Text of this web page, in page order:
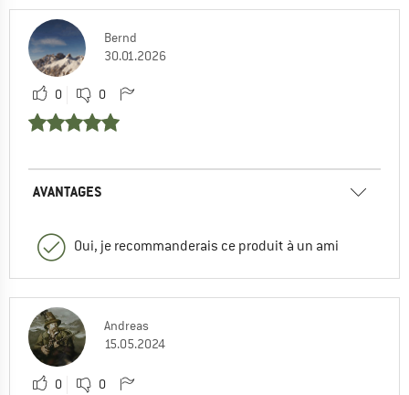
Bernd
30.01.2026
0 0
AVANTAGES
Oui, je recommanderais ce produit à un ami
Andreas
15.05.2024
0 0